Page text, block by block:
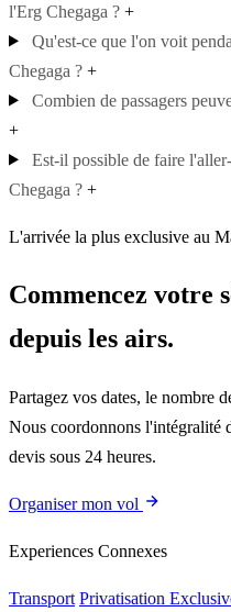
l'Erg Chegaga ? +
Qu'est-ce que l'on voit
Chegaga ? +
Combien de passagers
+
Est-il possible de faire
Chegaga ? +
L'arrivée la plus exclusive au
Commencez votre
depuis les airs.
Partagez vos dates, le nombre
Nous coordonnons l'intégralité
devis sous 24 heures.
Organiser mon vol
Experiences Connexes
Transport Privatisation